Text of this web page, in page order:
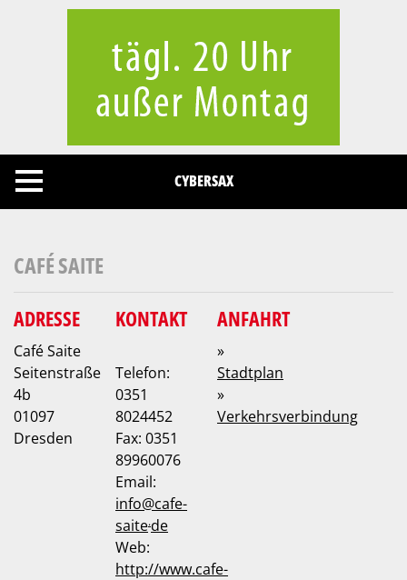
CYBERSAX
CAFÉ SAITE
ADRESSE
Café Saite
Seitenstraße
4b
01097
Dresden
KONTAKT
Telefon:
0351
8024452
Fax: 0351
89960076
Email:
info@cafe-
saite.de
Web:
http://www.cafe-
ANFAHRT
»
Stadtplan
»
Verkehrsverbindung
Cookies management panel